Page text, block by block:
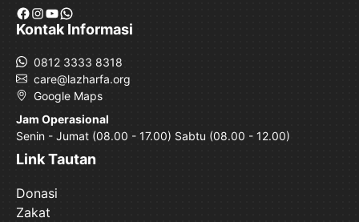
Facebook
Instagram
YouTube
WhatsApp
Kontak Informasi
0812 3333 8318
care@lazharfa.org
Google Maps
Jam Operasional
Senin - Jumat (08.00 - 17.00) Sabtu (08.00 - 12.00)
Link Tautan
Donasi
Zakat